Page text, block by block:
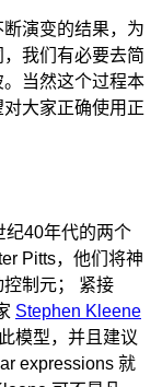
演变的结果，为
我们有必要去简
当然这个过程本
大家正确使用正
纪40年代的两个
Pitts，他们将神
制元； 紧接
Stephen Kleene
模型，并且建议
expressions 就